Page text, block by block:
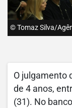
© Tomaz Silva/
O julgamento
de 4 anos,
(31). No